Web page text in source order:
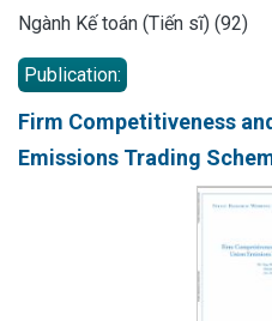
Ngành Kế toán (Tiến sĩ) (92)
Publication:
Firm Competitiveness
Emissions Trading